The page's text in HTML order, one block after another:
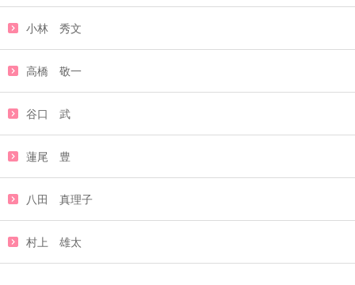
小林 秀文
高橋 敬一
谷口 武
蓮尾 豊
八田 真理子
村上 雄太